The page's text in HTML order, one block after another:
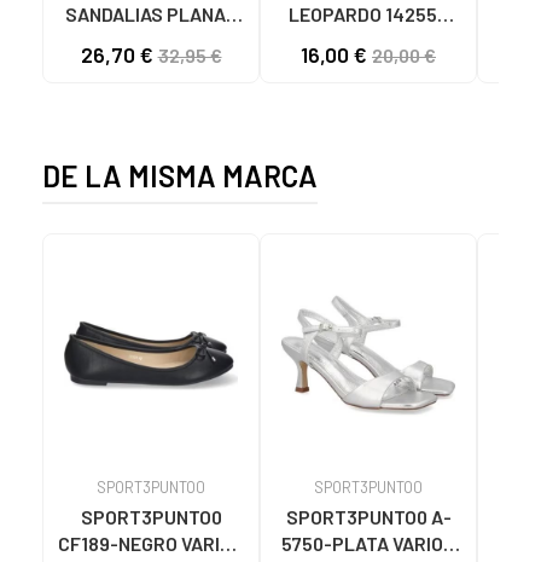
SANDALIAS PLANAS
DOYA CHAMPAN
26,70 €32,95 €
LEOPARDO 142550
16,00 € 20,00 €
DE LA MISMA MARCA
SPORT3PUNTO0
SPORT3PUNTO0
CF189-NEGRO VARIOS
SPORT3PUNTO0
SPORT3PUNTO0 A-
5750-PLATA VARIOS